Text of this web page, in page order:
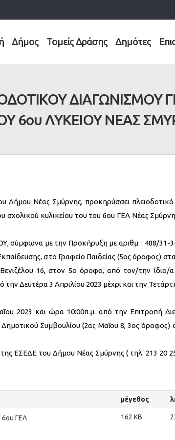
Δήμος Τομείς Δράσης Δημότες
ΔΙΑΓΩΝΙΣΜΟΥ
6ου ΛΥΚΕΙΟΥ ΝΕΑΣ
Δήμου Νέας Σμύρνης, προκηρύσσει
κυλικείου του του 6ου ΓΕΛ Νέας
σύμφωνα με την Προκήρυξη με αριθμ. : 488/31-
στο Γραφείο Παιδείας (5ος όροφος)
16, στον 5ο όροφο, από τον/την ίδιο/
Δευτέρα 3 Απριλίου 2023 μέχρι και την
2023 και ώρα 10:00π.μ. από την Επιτροπή
Συμβουλίου (2ας Μαΐου 8, 3ος όροφος)
ΕΣΕΔΕ του Δήμου Νέας Σμύρνης ( τηλ. 213 20
μέγεθος
ΓΕΛ 162 KB